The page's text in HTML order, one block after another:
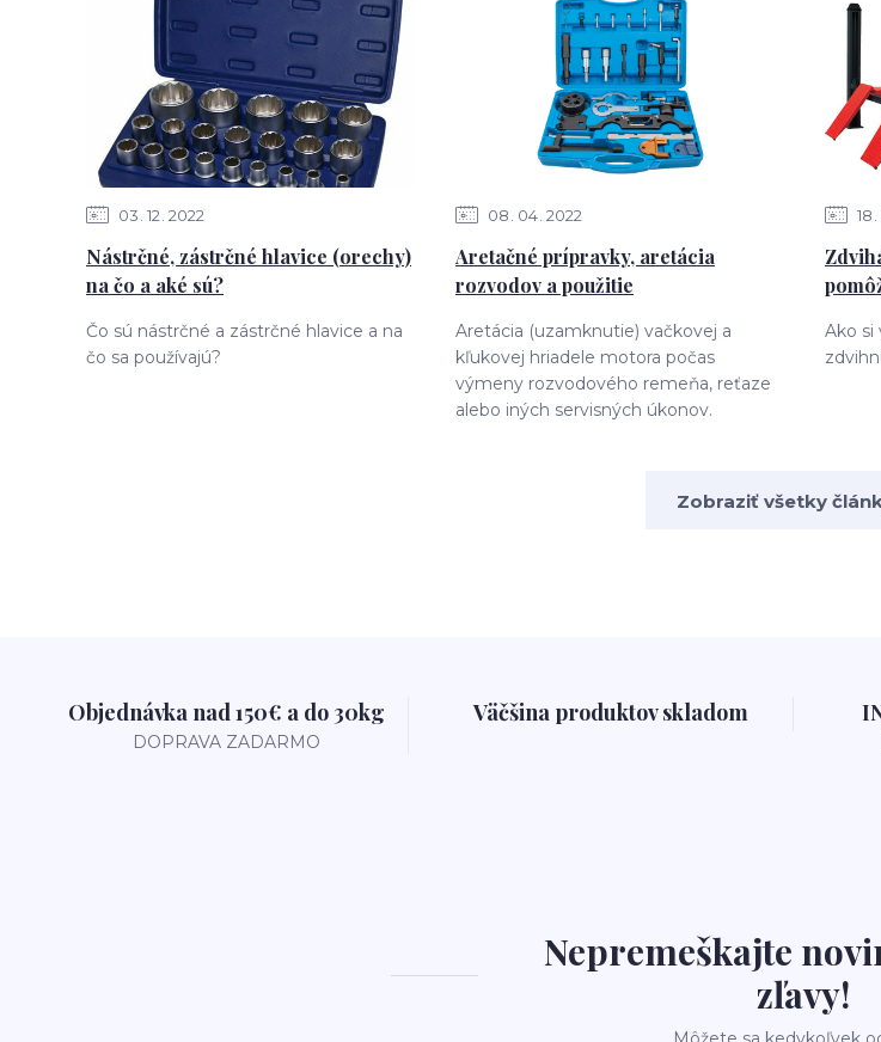
03 12 2022
Nástrčné, zástrčné hlavice (orechy)
na čo a aké sú?
Čo sú nástrčné a zástrčné hlavice a na
čo sa používajú?
08 04 2022
Aretačné prípravky, aretácia
rozvodov a použitie
Aretácia (uzamknutie) vačkovej a
kľukovej hriadele motora počas
výmeny rozvodového remeňa, reťaze
alebo iných servisných úkonov.
18
Ako si
Zobraziť všetky
Objednávka nad 150€ a do 30kg
DOPRAVA ZADARMO
Väčšina produktov skladom
Nepremeškajte
zľavy!